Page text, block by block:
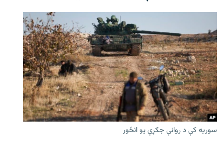
ورتلل
لټون
پاڼې
ته
مراجعه
ورزش
د کډوالۍ بحران
'کووېډ-۱۹'
اړیکه
دري پاڼه
Azadi English
سوریه کې د روانې جګړې یو انځور